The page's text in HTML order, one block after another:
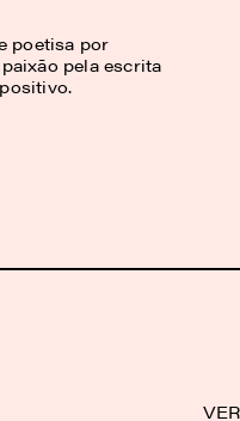
poetisa por
pela escrita